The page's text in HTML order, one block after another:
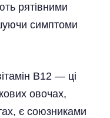
рятівними
симптоми
B12 — ці
овочах,
є союзниками